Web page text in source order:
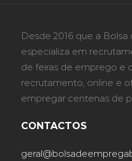
Desde 2016 que a
especializa em
de feiras de emprego e
recrutamento, online e
empregar centenas de
CONTACTOS